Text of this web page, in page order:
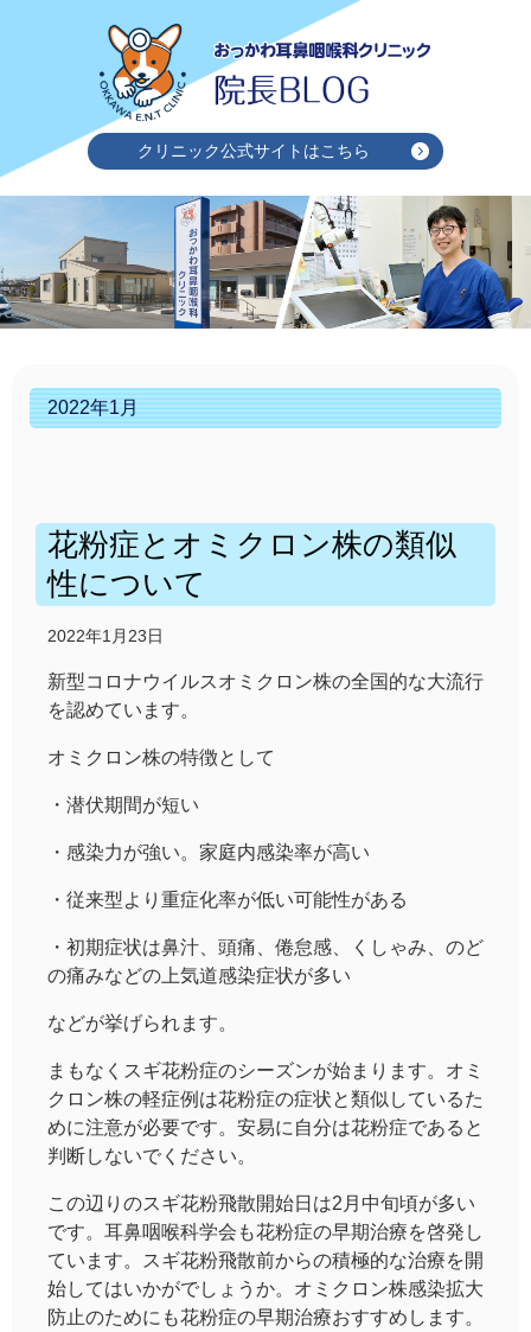
クリニック公式サイトはこちら
2022年1月
花粉症とオミクロン株の類似
性について
2022年1月23日
新型コロナウイルスオミクロン株の全国的な大流行
を認めています。
オミクロン株の特徴として
・潜伏期間が短い
・感染力が強い。家庭内感染率が高い
・従来型より重症化率が低い可能性がある
・初期症状は鼻汁、頭痛、倦怠感、くしゃみ、のど
の痛みなどの上気道感染症状が多い
などが挙げられます。
まもなくスギ花粉症のシーズンが始まります。オミ
クロン株の軽症例は花粉症の症状と類似しているた
めに注意が必要です。安易に自分は花粉症であると
判断しないでください。
この辺りのスギ花粉飛散開始日は2月中旬頃が多い
です。耳鼻咽喉科学会も花粉症の早期治療を啓発し
ています。スギ花粉飛散前からの積極的な治療を開
始してはいかがでしょうか。オミクロン株感染拡大
防止のためにも花粉症の早期治療おすすめします。